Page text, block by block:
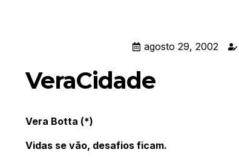
agosto 29, 2002
VeraCidade
Vera Botta (*)
Vidas se vão, desafios ficam.